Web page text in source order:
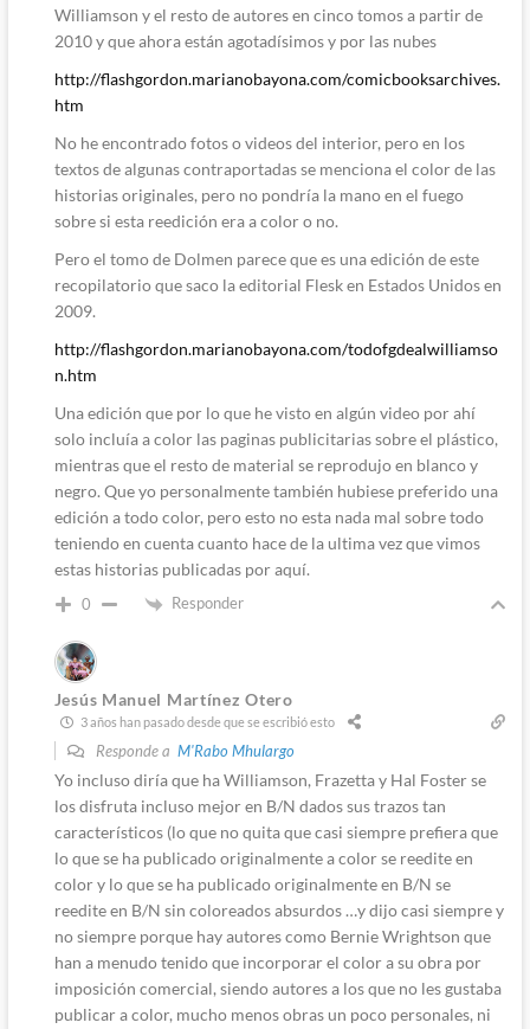
Williamson y el resto de autores en cinco tomos a partir de
2010 y que ahora están agotadísimos y por las nubes
http://flashgordon.marianobayona.com/comicbooksarchives.
htm
No he encontrado fotos o videos del interior, pero en los
textos de algunas contraportadas se menciona el color de las
historias originales, pero no pondría la mano en el fuego
sobre si esta reedición era a color o no.
Pero el tomo de Dolmen parece que es una edición de este
recopilatorio que saco la editorial Flesk en Estados Unidos en
2009.
http://flashgordon.marianobayona.com/todofgdealwilliamso
n.htm
Una edición que por lo que he visto en algún video por ahí
solo incluía a color las paginas publicitarias sobre el plástico,
mientras que el resto de material se reprodujo en blanco y
negro. Que yo personalmente también hubiese preferido una
edición a todo color, pero esto no esta nada mal sobre todo
teniendo en cuenta cuanto hace de la ultima vez que vimos
estas historias publicadas por aquí.
0 Responder
Jesús Manuel Martínez Otero
3 años han pasado desde que se escribió esto
Responde a M'Rabo Mhulargo
Yo incluso diría que ha Williamson, Frazetta y Hal Foster se
los disfruta incluso mejor en B/N dados sus trazos tan
característicos (lo que no quita que casi siempre prefiera que
lo que se ha publicado originalmente a color se reedite en
color y lo que se ha publicado originalmente en B/N se
reedite en B/N sin coloreados absurdos …y dijo casi siempre y
no siempre porque hay autores como Bernie Wrightson que
han a menudo tenido que incorporar el color a su obra por
imposición comercial, siendo autores a los que no les gustaba
publicar a color, mucho menos obras un poco personales, ni